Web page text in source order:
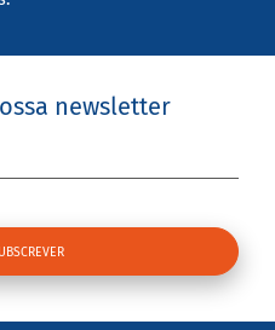
newsletter